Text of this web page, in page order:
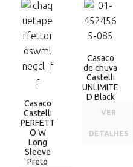
Casaco
Castelli
PERFETT
O W
Long
Sleeve
Preto
Casaco
de chuva
Castelli
UNLIMITE
D Black
VER
DETALHES